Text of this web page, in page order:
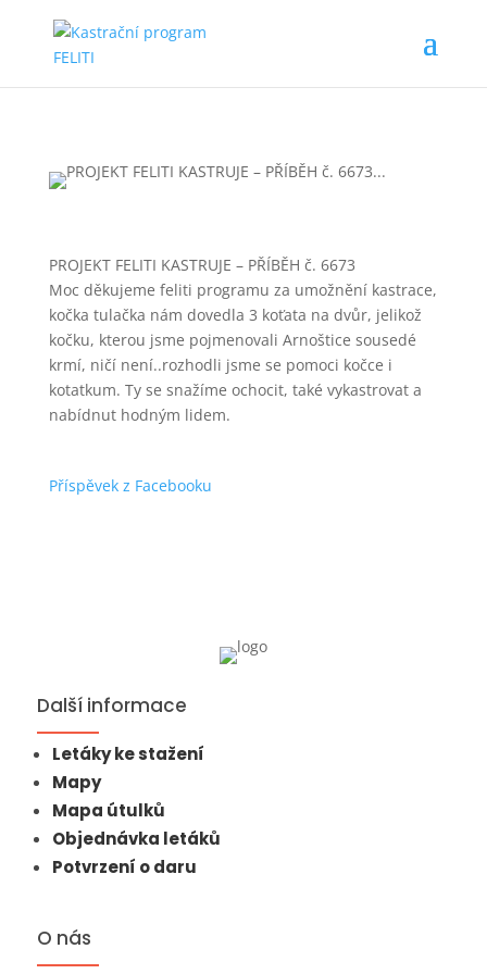
PROJEKT FELITI KASTRUJE – PŘÍBĚH č. 6673
Moc děkujeme feliti programu za umožnění kastrace,
kočka tulačka nám dovedla 3 koťata na dvůr, jelikož
kočku, kterou jsme pojmenovali Arnoštice sousedé
krmí, ničí není..rozhodli jsme se pomoci kočce i
kotatkum. Ty se snažíme ochocit, také vykastrovat a
nabídnut hodným lidem.
Příspěvek z Facebooku
Další informace
Letáky ke stažení
Mapy
Mapa útulků
Objednávka letáků
Potvrzení o daru
O nás